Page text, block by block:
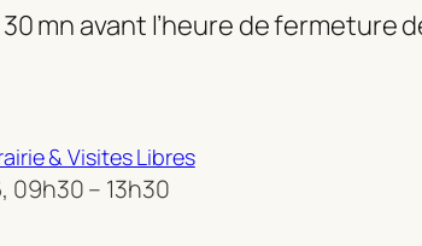
mn avant l’heure de fermeture
& Visites Libres
09h30 – 13h30